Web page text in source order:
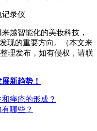
录仪
智能化的美妆科技，
现的重要方向。（本文来
理发布，如有侵权，请联
新趋势！
痤疮的形成？
哪些？